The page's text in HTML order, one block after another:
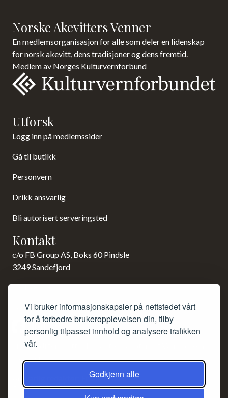
Vi bruker informasjonskapsler på nettstedet vårt
for å forbedre brukeropplevelsen din, tilby
personlig tilpasset innhold og analysere trafikken
vår.
Godkjenn alle
Norske Akevitters Venner
En medlemsorganisasjon for alle som deler en lidenskap
for norsk akevitt, dens tradisjoner og dens fremtid.
Medlem av Norges Kulturvernforbund
Utforsk
Logg inn på medlemssider
Gå til butikk
Personvern
Drikk ansvarlig
Bli autorisert serveringsted
Kontakt
c/o FB Group AS, Boks 60 Pindsle
3249 Sandefjord
23 15 85 00
post@norsk-akevitt.org
Siden redigeres etter Redaktørplakaten og Vær varsom-
plakaten.
Ansvarlig redaktør: Frank Bruun.